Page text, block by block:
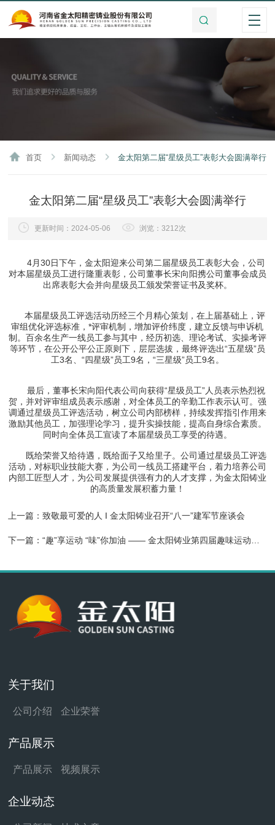
首页 新闻动态 金太阳第二届“星级员工”表彰大会圆满举行
金太阳第二届“星级员工”表彰大会圆满举行
更新时间：2024-05-06 浏览：3212次
4月30日下午，金太阳迎来公司第二届星级员工表彰大会，公司
对本届星级员工进行隆重表彰，公司董事长宋向阳携公司董事会成员
出席表彰大会并向星级员工颁发荣誉证书及奖杯。
本届星级员工评选活动历经三个月精心策划，在上届基础上，评
审组优化评选标准，*评审机制，增加评价纬度，建立反馈与申诉机
制。百余名生产一线员工参与其中，经历初选、理论考试、实操考评
等环节，在公开公平公正原则下，层层选拔，最终评选出“五星级”员
工3名、“四星级”员工9名，“三星级”员工9名。
最后，董事长宋向阳代表公司向获得“星级员工”人员表示热烈祝
贺，并对评审组成员表示感谢，对全体员工的辛勤工作表示认可。强
调通过星级员工评选活动，树立公司内部榜样，持续发挥指引作用来
激励其他员工，加强理论学习，提升实操技能，提高自身综合素质。
同时向全体员工宣读了本届星级员工享受的待遇。
既给荣誉又给待遇，既给面子又给里子。公司通过星级员工评选
活动，对标职业技能大赛，为公司一线员工搭建平台，着力培养公司
内部工匠型人才，为公司发展提供强有力的人才支撑，为金太阳铸业
的高质量发展积蓄力量！
上一篇：致敬最可爱的人 I 金太阳铸业召开“八一”建军节座谈会
下一篇：“趣”享运动 “味”你加油 —— 金太阳铸业第四届趣味运动会成功举办
关于我们
公司介绍 企业荣誉
产品展示
产品展示 视频展示
企业动态